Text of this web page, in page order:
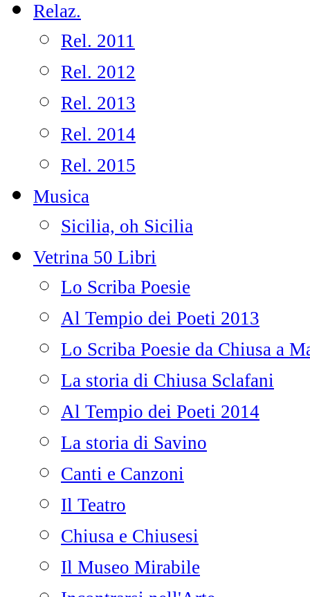
Relaz.
Rel. 2011
Rel. 2012
Rel. 2013
Rel. 2014
Rel. 2015
Musica
Sicilia, oh Sicilia
Vetrina 50 Libri
Lo Scriba Poesie
Al Tempio dei Poeti 2013
Lo Scriba Poesie da Chiusa a
La storia di Chiusa Sclafani
Al Tempio dei Poeti 2014
La storia di Savino
Canti e Canzoni
Il Teatro
Chiusa e Chiusesi
Il Museo Mirabile